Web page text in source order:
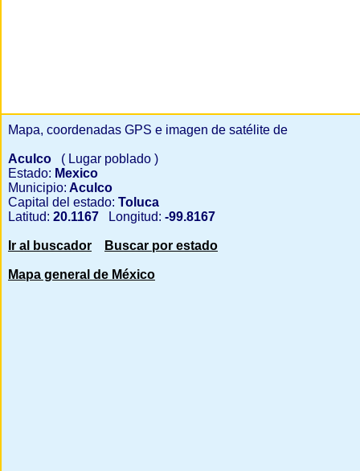
Mapa, coordenadas GPS e imagen de satélite de
Aculco
( Lugar poblado )
Estado: Mexico
Municipio: Aculco
Capital del estado: Toluca
Latitud: 20.1167 Longitud: -99.8167
Ir al buscador Buscar por estado
Mapa general de México